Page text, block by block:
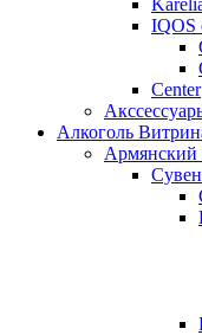
IQOS
Сenter
Алкоголь
Армянский